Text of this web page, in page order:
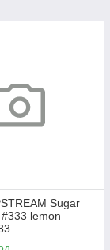
Sugar
lemon